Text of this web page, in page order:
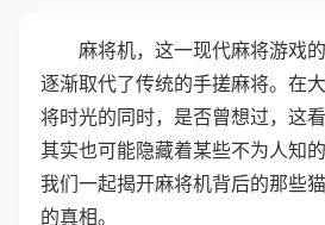
麻将机，这一现代麻将游戏
逐渐取代了传统的手搓麻将。在
将时光的同时，是否曾想过，这
其实也可能隐藏着某些不为人知
我们一起揭开麻将机背后的那些
的真相。